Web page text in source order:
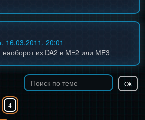
16.03.2011, 20:01
наоборот из DA2 в ME2 или МЕ3
4